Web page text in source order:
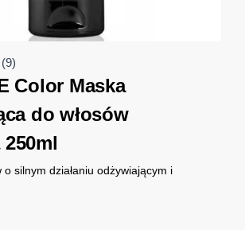
Color Maska
do włosów
o silnym działaniu odżywiającym i